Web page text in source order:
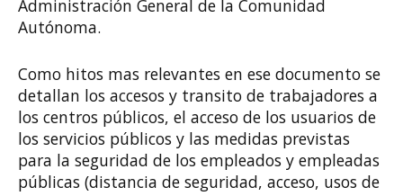
Administración General de la Comunidad
Autónoma.
Como hitos mas relevantes en ese documento se
detallan los accesos y transito de trabajadores a
los centros públicos, el acceso de los usuarios de
los servicios públicos y las medidas previstas
para la seguridad de los empleados y empleadas
públicas (distancia de seguridad, acceso, usos de